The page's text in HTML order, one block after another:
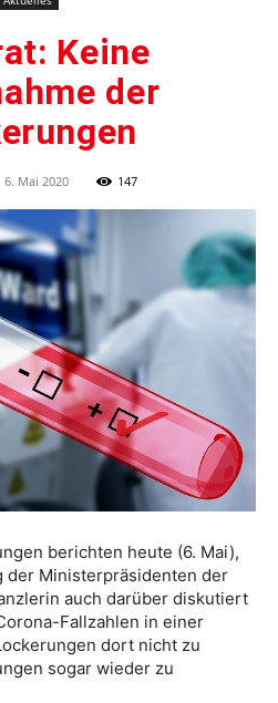
Keine
der
6. Mai 2020 147
berichten heute (6. Mai),
der Ministerpräsidenten der
auch darüber diskutiert
Fallzahlen in einer
dort nicht zu
sogar wieder zu